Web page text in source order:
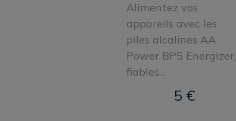
Alimentez vos
appareils avec les
piles alcalines AA
Power BP5 Energizer,
fiables...
5 €